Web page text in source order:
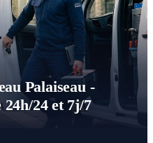
Palaiseau -
24h/24 et 7j/7